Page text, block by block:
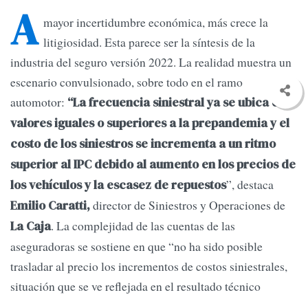
A mayor incertidumbre económica, más crece la
litigiosidad. Esta parece ser la síntesis de la
industria del seguro versión 2022. La realidad muestra un
escenario convulsionado, sobre todo en el ramo
automotor: “La frecuencia siniestral ya se ubica en
valores iguales o superiores a la prepandemia y el
costo de los siniestros se incrementa a un ritmo
superior al IPC debido al aumento en los precios de
los vehículos y la escasez de repuestos”, destaca
Emilio Caratti,director de Siniestros y Operaciones de
La Caja. La complejidad de las cuentas de las
aseguradoras se sostiene en que “no ha sido posible
trasladar al precio los incrementos de costos siniestrales,
situación que se ve reflejada en el resultado técnico